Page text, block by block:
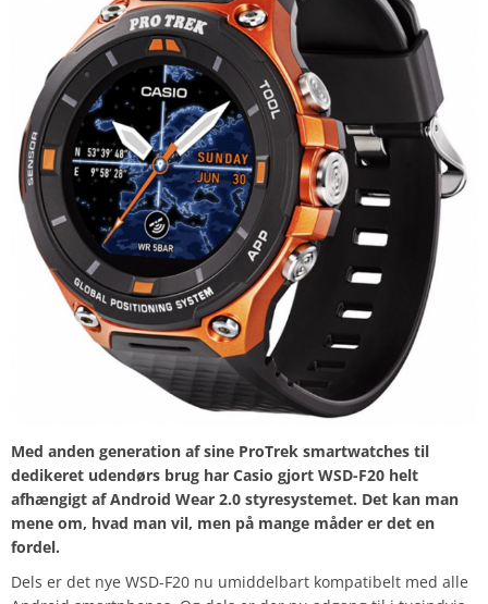
Med anden generation af sine ProTrek smartwatches til
dedikeret udendørs brug har Casio gjort WSD-F20 helt
afhængigt af Android Wear 2.0 styresystemet. Det kan man
mene om, hvad man vil, men på mange måder er det en
fordel.
Dels er det nye WSD-F20 nu umiddelbart kompatibelt med alle